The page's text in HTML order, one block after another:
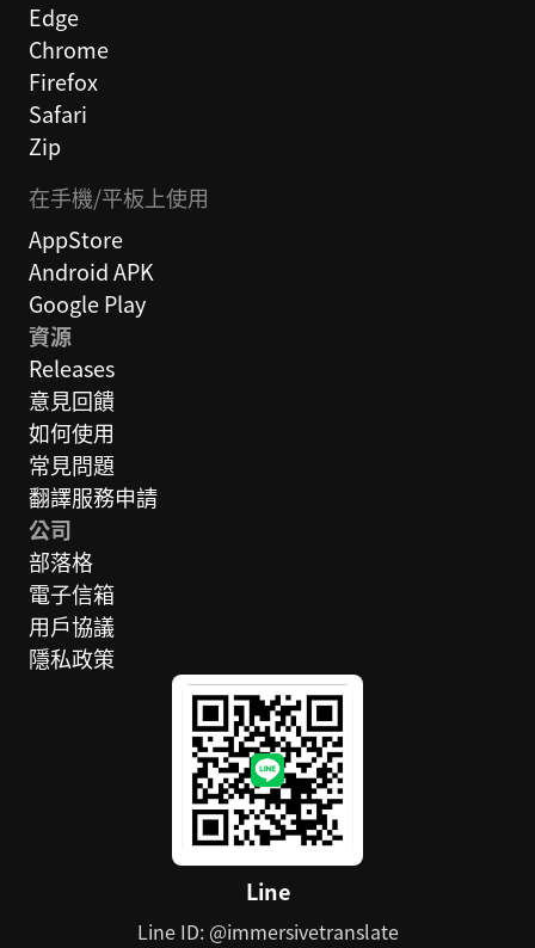
Edge
Chrome
Firefox
Safari
Zip
在手機/平板上使用
AppStore
Android APK
Google Play
資源
Releases
意見回饋
如何使用
常見問題
翻譯服務申請
公司
部落格
電子信箱
用戶協議
隱私政策
Line
Line ID: @immersivetranslate